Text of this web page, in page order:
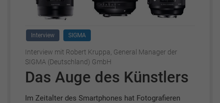
Interview SIGMA
Interview mit Robert Kruppa, General Manager der
SIGMA (Deutschland) GmbH
Das Auge des Künstlers
Im Zeitalter des Smartphones hat Fotografieren